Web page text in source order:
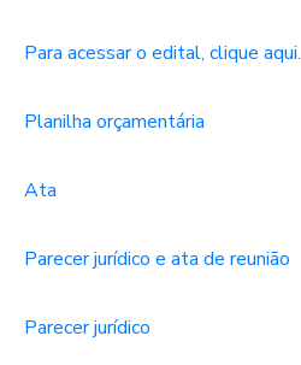
Para acessar o edital, clique aqui.
Planilha orçamentária
Ata
Parecer jurídico e ata de reunião
Parecer jurídico